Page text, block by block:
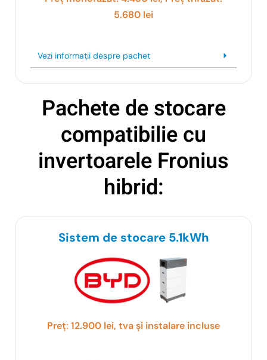
5.680 lei
Vezi informații despre pachet
Pachete de stocare
compatibilie cu
invertoarele Fronius
hibrid:
Sistem de stocare 5.1kWh
Preț: 12.900 lei, tva și instalare incluse